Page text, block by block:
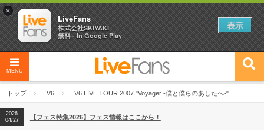
MENU
トップ V6 V6 LIVE TOUR 2007 "Voyager -僕と僕らのあしたへ-"
2026
04/27
2026
【ライブ動員ランキング】2026年上半期編発表！
2026
04/27
【フェス特集2026】フェス情報はここから！
×
LiveFans
株式会社SKIYAKI
無料 - In Google Play
表示